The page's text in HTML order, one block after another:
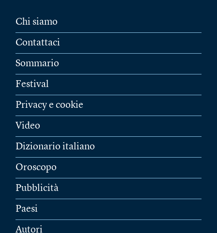
Chi siamo
Contattaci
Sommario
Festival
Privacy e cookie
Video
Dizionario italiano
Oroscopo
Pubblicità
Paesi
Autori